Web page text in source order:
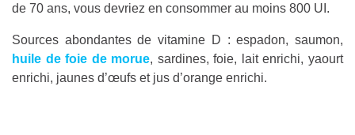
de 70 ans, vous devriez en consommer au moins 800 UI.
Sources abondantes de vitamine D : espadon, saumon,
huile de foie de morue, sardines, foie, lait enrichi, yaourt
enrichi, jaunes d’œufs et jus d’orange enrichi.